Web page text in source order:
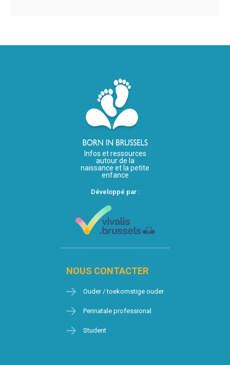
Infos et ressources
autour de la
naissance et la petite
enfance
Développé par :
NOUS CONTACTER
Ouder / toekomstige ouder
Perinatale professional
Student